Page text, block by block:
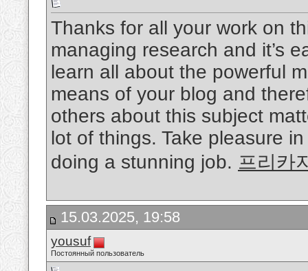
Thanks for all your work on
managing research and it’s
learn all about the powerful
means of your blog and
others about this subject
lot of things. Take pleasure
doing a stunning job. 프리카
15.03.2025, 19:58
yousuf
Постоянный пользователь